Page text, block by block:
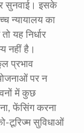
सुनवाई। इसके
न्यायालय का
यह निर्धार
नहीं है।
प्रभाव
पर न
वनों में कुछ
फेंसिंग करना
टूरिज्म सुविधाओं